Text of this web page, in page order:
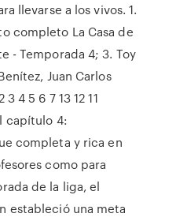
llevarse a los vivos. 1.
completo La Casa de
- Temporada 4; 3. Toy
Juan Carlos
4 5 6 7 13 12 11
capítulo 4:
completa y rica en
como para
de la liga, el
estableció una meta